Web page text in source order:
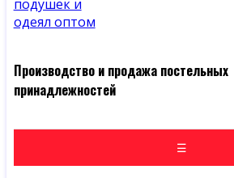
Производство и продажа постельных
принадлежностей
☰